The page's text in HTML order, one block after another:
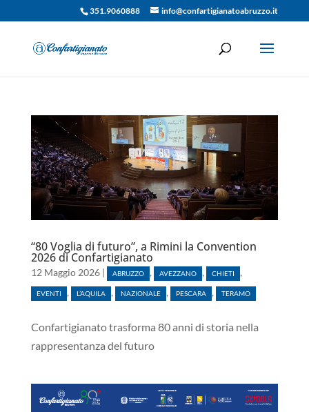
351.9060888 info@confartigianatoabruzzo.it
“80 Voglia di futuro”, a Rimini la Convention
2026 di Confartigianato
12 Maggio 2026| ABRUZZO , AVEZZANO , CHIETI ,
EVENTI , L’AQUILA , NAZIONALE , PESCARA , TERAMO
Confartigianato trasforma 80 anni di storia nella
rappresentanza del futuro